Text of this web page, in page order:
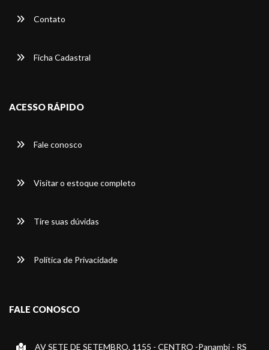
Contato
Ficha Cadastral
ACESSO RÁPIDO
Fale conosco
Visitar o estoque completo
Tire suas dúvidas
Política de Privacidade
FALE CONOSCO
AV SETE DE SETEMBRO, 1155 - CENTRO -Panambi - RS